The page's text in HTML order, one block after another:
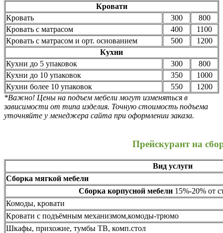
Кровати
Кровать
300
800
Кровать с матрасом
400
1100
Кровать с матрасом и орт. основанием
500
1200
Кухни
Кухни до 5 упаковок
300
800
Кухни до 10 упаковок
350
1000
Кухни более 10 упаковок
550
1200
*Важно! Цены на подъем мебели могут изменяться в
зависимости от типа изделия. Точную стоимость подъема
уточняйте у менеджера сайта при оформлении заказа.
Прейскурант на
Вид услуги
Сборка мягкой мебели
Сборка корпусной мебели15%-20% от
Комоды, кровати
Кровати с подъёмным механизмом,комоды-трюмо
Шкафы, прихожие, тумбы ТВ, комп.стол